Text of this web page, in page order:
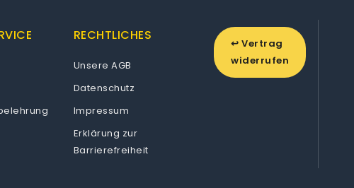
RECHTLICHES
Unsere AGB
Datenschutz
Impressum
Erklärung zur
Barrierefreiheit
↩ Vertrag
widerrufen